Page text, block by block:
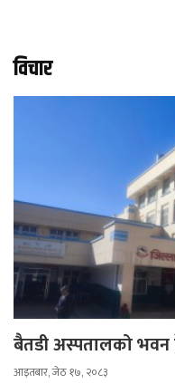
विचार
बैतडी अस्पतालको भवन
आइतबार, जेठ १७, २०८३